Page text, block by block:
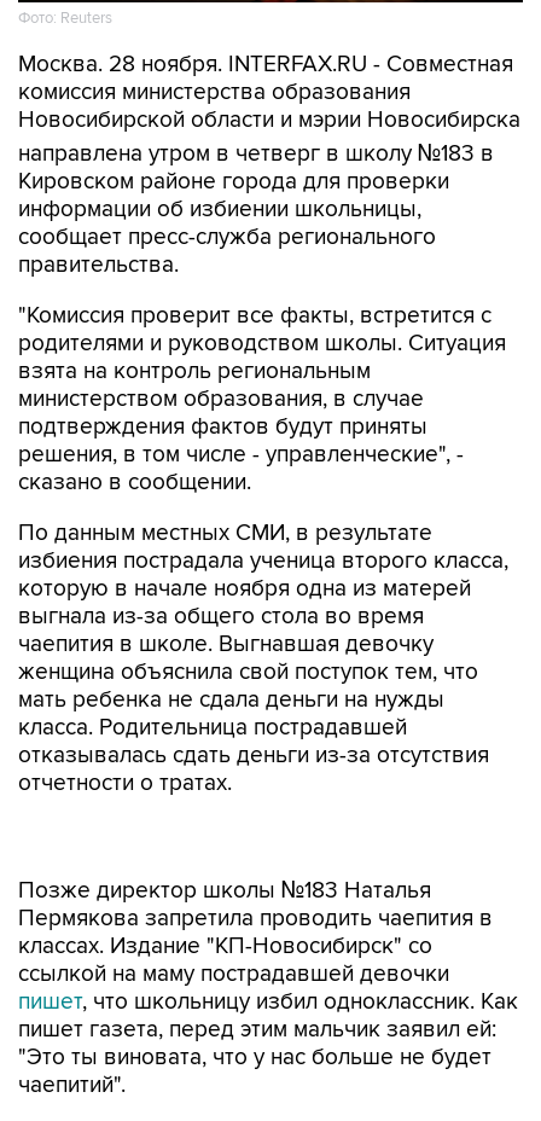
Фото: Reuters
Москва. 28 ноября. INTERFAX.RU - Совместная
комиссия министерства образования
Новосибирской области и мэрии Новосибирска
направлена утром в четверг в школу №183 в
Кировском районе города для проверки
информации об избиении школьницы,
сообщает пресс-служба регионального
правительства.
"Комиссия проверит все факты, встретится с
родителями и руководством школы. Ситуация
взята на контроль региональным
министерством образования, в случае
подтверждения фактов будут приняты
решения, в том числе - управленческие", -
сказано в сообщении.
По данным местных СМИ, в результате
избиения пострадала ученица второго класса,
которую в начале ноября одна из матерей
выгнала из-за общего стола во время
чаепития в школе. Выгнавшая девочку
женщина объяснила свой поступок тем, что
мать ребенка не сдала деньги на нужды
класса. Родительница пострадавшей
отказывалась сдать деньги из-за отсутствия
отчетности о тратах.
классах. Издание "КП-Новосибирск" со
ссылкой на маму пострадавшей девочки
пишет, что школьницу избил одноклассник. Как
пишет газета, перед этим мальчик заявил ей:
"Это ты виновата, что у нас больше не будет
чаепитий".
"Дочь рассказала, что ее пнул одноклассник.